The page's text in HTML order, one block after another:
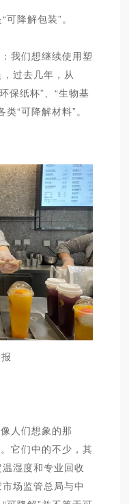
降解包装”。
我们想继续使用塑
过去几年，从
保纸杯”、“生物基
“可降解材料”。
人们想象的那
它们中的不少，其
湿度和专业回收
场监管总局与中